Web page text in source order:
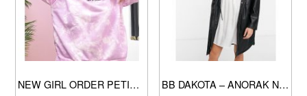
NEW GIRL ORDER PETITE – FELPA OVERSIZE LILLA TIE-DYE CON CAPPUCCIO-VIOLA BB DAKOTA – ANORAK NERO IN PELLE VEGAN-FRIENDLY